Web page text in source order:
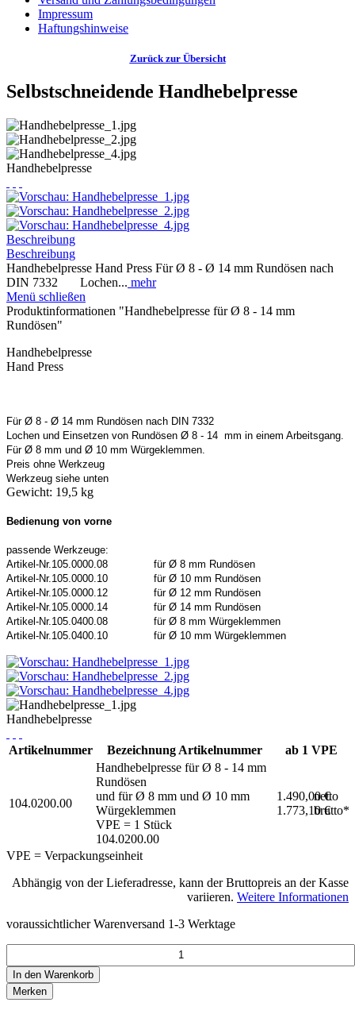
Impressum
Haftungshinweise
Zurück zur Übersicht
Selbstschneidende Handhebelpresse
Handhebelpresse
Beschreibung
Beschreibung
Handhebelpresse Hand Press Für Ø 8 - Ø 14 mm Rundösen nach
DIN 7332 Lochen... mehr
Menü schließen
Produktinformationen "Handhebelpresse für Ø 8 - 14 mm
Rundösen"
Handhebelpresse
Hand Press
Für Ø 8 - Ø 14 mm Rundösen nach DIN 7332
Lochen und Einsetzen von Rundösen Ø 8 - 14 mm in einem Arbeitsgang.
Für Ø 8 mm und Ø 10 mm Würgeklemmen.
Preis ohne Werkzeug
Werkzeug siehe unten
Gewicht: 19,5 kg
Bedienung von vorne
passende Werkzeuge:
Artikel-Nr.105.0000.08
für Ø 8 mm Rundösen
Artikel-Nr.105.0000.10
für Ø 10 mm Rundösen
Artikel-Nr.105.0000.12
für Ø 12 mm Rundösen
Artikel-Nr.105.0000.14
für Ø 14 mm Rundösen
Artikel-Nr.105.0400.08
für Ø 8 mm Würgeklemmen
Artikel-Nr.105.0400.10
für Ø 10 mm Würgeklemmen
Handhebelpresse
Artikelnummer Bezeichnung Artikelnummer ab 1 VPE
104.0200.00
Handhebelpresse für Ø 8 - 14 mm
Rundösen
und für Ø 8 mm und Ø 10 mm
Würgeklemmen
VPE = 1 Stück
104.0200.00
1.490,00 €
netto
1.773,10 €
brutto*
VPE = Verpackungseinheit
Abhängig von der Lieferadresse, kann der Bruttopreis an der Kasse
variieren. Weitere Informationen
voraussichtlicher Warenversand 1-3 Werktage
In den Warenkorb
Merken